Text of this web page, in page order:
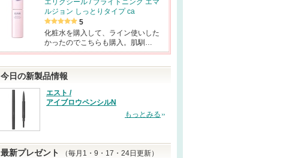
エリクシール / ブライトニング エマ
ルジョン しっとりタイプ ca
5
化粧水を購入して、ライン使いした
かったのでこちらも購入。肌馴…
今日の新製品情報
エスト /
アイブロウペンシルN
もっとみる
最新プレゼント
（毎月1・9・17・24日更新）